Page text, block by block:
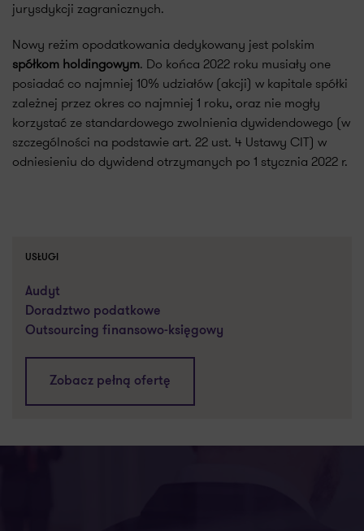
jurysdykcji zagranicznych.
Nowy reżim opodatkowania dedykowany jest polskim
spółkom holdingowym. Do końca 2022 roku musiały one
posiadać co najmniej 10% udziałów (akcji) w kapitale spółki
zależnej przez okres co najmniej 1 roku, oraz nie mogły
korzystać ze standardowego zwolnienia dywidendowego (w
szczególności na podstawie art. 22 ust. 4 Ustawy CIT) w
odniesieniu do dywidend otrzymanych po 1 stycznia 2022 r.
USŁUGI
Audyt
Doradztwo podatkowe
Outsourcing finansowo-księgowy
Zobacz pełną ofertę